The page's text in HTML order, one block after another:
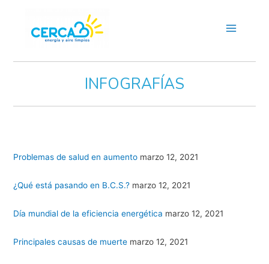
Menu
INFOGRAFÍAS
Problemas de salud en aumento marzo 12, 2021
¿Qué está pasando en B.C.S.? marzo 12, 2021
Día mundial de la eficiencia energética marzo 12, 2021
Principales causas de muerte marzo 12, 2021